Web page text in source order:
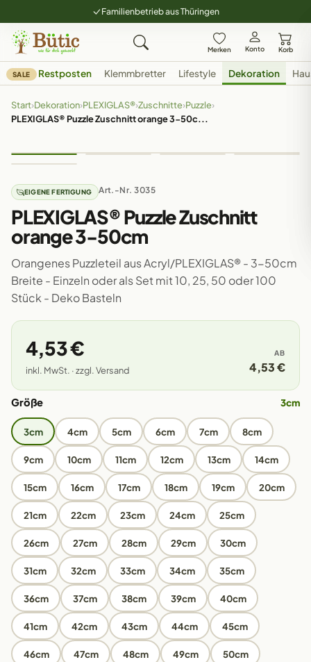
Familienbetrieb aus Thüringen
Merken Konto Korb
SALE Restposten Klemmbretter Lifestyle Dekoration
Start›Dekoration›PLEXIGLAS®›Zuschnitte›Puzzle›
PLEXIGLAS® Puzzle Zuschnitt orange 3-50c...
EIGENE FERTIGUNG Art.-Nr. 3035
PLEXIGLAS® Puzzle Zuschnitt
orange 3-50cm
Orangenes Puzzleteil aus Acryl/PLEXIGLAS® - 3-50cm
Breite - Einzeln oder als Set mit 10, 25, 50 oder 100
Stück - Deko Basteln
4,53 €
inkl. MwSt. · zzgl. Versand
AB
4,53 €
Größe 3cm
3cm 4cm 5cm 6cm 7cm 8cm
9cm 10cm 11cm 12cm 13cm 14cm
15cm 16cm 17cm 18cm 19cm 20cm
21cm 22cm 23cm 24cm 25cm
26cm 27cm 28cm 29cm 30cm
31cm 32cm 33cm 34cm 35cm
36cm 37cm 38cm 39cm 40cm
41cm 42cm 43cm 44cm 45cm
46cm 47cm 48cm 49cm 50cm